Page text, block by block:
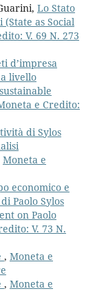
Lo Stato
as Social
V. 69 N. 273
d’impresa
livello
e Credito:
di Sylos
Moneta e
economico e
Paolo Sylos
on Paolo
V. 73 N.
, Moneta e
, Moneta e